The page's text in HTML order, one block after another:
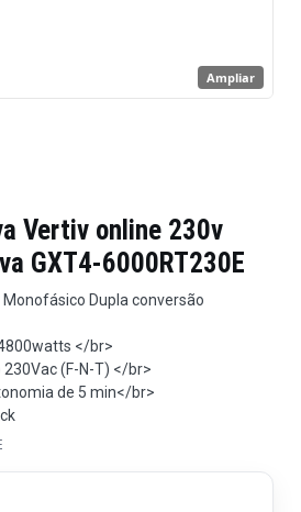
Ampliar
Vertiv online 230v
GXT4-6000RT230E
Dupla conversão
</br>
(F-N-T) </br>
de 5 min</br>